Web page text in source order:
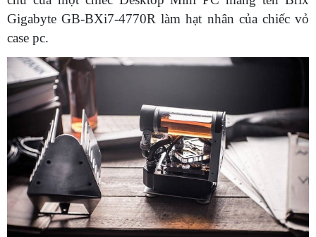
Gigabyte GB-BXi7-4770R làm hạt nhân của chiếc vỏ
case pc.